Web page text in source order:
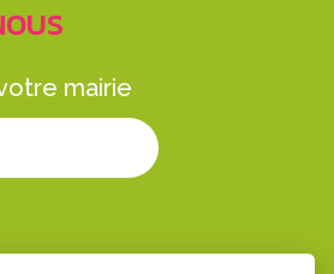
mairie